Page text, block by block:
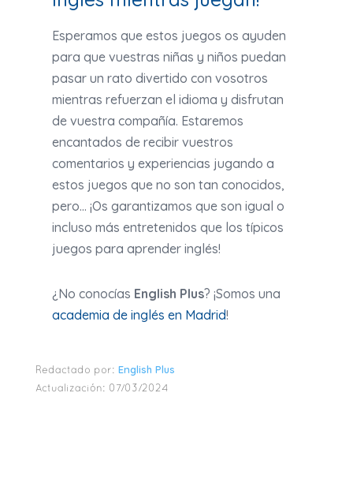
Esperamos que estos juegos os ayuden
para que vuestras niñas y niños puedan
pasar un rato divertido con vosotros
mientras refuerzan el idioma y disfrutan
de vuestra compañía. Estaremos
encantados de recibir vuestros
comentarios y experiencias jugando a
estos juegos que no son tan conocidos,
pero… ¡Os garantizamos que son igual o
incluso más entretenidos que los típicos
juegos para aprender inglés!
¿No conocías English Plus? ¡Somos una
academia de inglés en Madrid!
Redactado por: English Plus
Actualización: 07/03/2024